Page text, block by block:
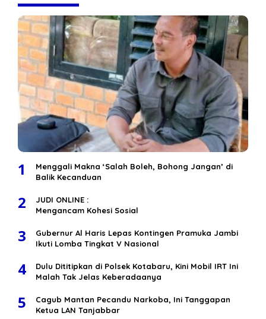
1
Menggali Makna ‘Salah Boleh, Bohong Jangan’ di
Balik Kecanduan
2
JUDI ONLINE :
Mengancam Kohesi Sosial
3
Gubernur Al Haris Lepas Kontingen Pramuka Jambi
Ikuti Lomba Tingkat V Nasional
4
Dulu Dititipkan di Polsek Kotabaru, Kini Mobil IRT Ini
Malah Tak Jelas Keberadaanya
5
Cagub Mantan Pecandu Narkoba, Ini Tanggapan
Ketua LAN Tanjabbar